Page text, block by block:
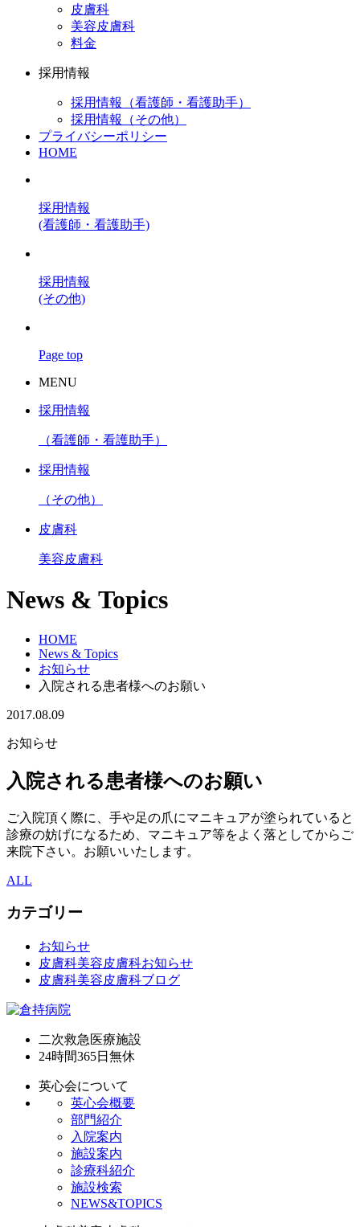
皮膚科
美容皮膚科
料金
採用情報
採用情報（看護師・看護助手）
採用情報（その他）
プライバシーポリシー
HOME
採用情報
(看護師・看護助手)
採用情報
(その他)
Page top
MENU
採用情報
（看護師・看護助手）
採用情報
（その他）
皮膚科
美容皮膚科
News & Topics
HOME
News & Topics
お知らせ
入院される患者様へのお願い
2017.08.09
お知らせ
入院される患者様へのお願い
ご入院頂く際に、手や足の爪にマニキュアが塗られていると
診療の妨げになるため、マニキュア等をよく落としてからご
来院下さい。お願いいたします。
ALL
カテゴリー
お知らせ
皮膚科美容皮膚科お知らせ
皮膚科美容皮膚科ブログ
二次救急医療施設
24時間365日 無休
英心会について
英心会概要
部門紹介
入院案内
施設案内
診療科紹介
施設検索
NEWS&TOPICS